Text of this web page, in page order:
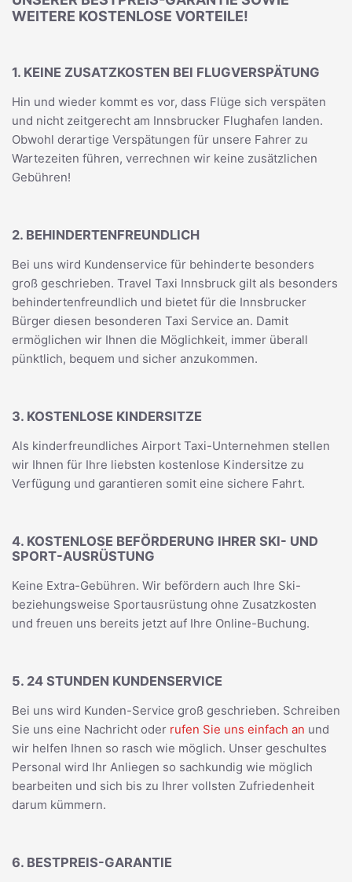
WEITERE KOSTENLOSE VORTEILE!
1. KEINE ZUSATZKOSTEN BEI FLUGVERSPÄTUNG
Hin und wieder kommt es vor, dass Flüge sich verspäten
und nicht zeitgerecht am Innsbrucker Flughafen landen.
Obwohl derartige Verspätungen für unsere Fahrer zu
Wartezeiten führen, verrechnen wir keine zusätzlichen
Gebühren!
2. BEHINDERTENFREUNDLICH
Bei uns wird Kundenservice für behinderte besonders
groß geschrieben. Travel Taxi Innsbruck gilt als besonders
behindertenfreundlich und bietet für die Innsbrucker
Bürger diesen besonderen Taxi Service an. Damit
ermöglichen wir Ihnen die Möglichkeit, immer überall
pünktlich, bequem und sicher anzukommen.
3. KOSTENLOSE KINDERSITZE
Als kinderfreundliches Airport Taxi-Unternehmen stellen
wir Ihnen für Ihre liebsten kostenlose Kindersitze zu
Verfügung und garantieren somit eine sichere Fahrt.
4. KOSTENLOSE BEFÖRDERUNG IHRER SKI- UND
SPORT-AUSRÜSTUNG
Keine Extra-Gebühren. Wir befördern auch Ihre Ski-
beziehungsweise Sportausrüstung ohne Zusatzkosten
und freuen uns bereits jetzt auf Ihre Online-Buchung.
5. 24 STUNDEN KUNDENSERVICE
Bei uns wird Kunden-Service groß geschrieben. Schreiben
Sie uns eine Nachricht oder rufen Sie uns einfach an und
wir helfen Ihnen so rasch wie möglich. Unser geschultes
Personal wird Ihr Anliegen so sachkundig wie möglich
bearbeiten und sich bis zu Ihrer vollsten Zufriedenheit
darum kümmern.
6. BESTPREIS-GARANTIE